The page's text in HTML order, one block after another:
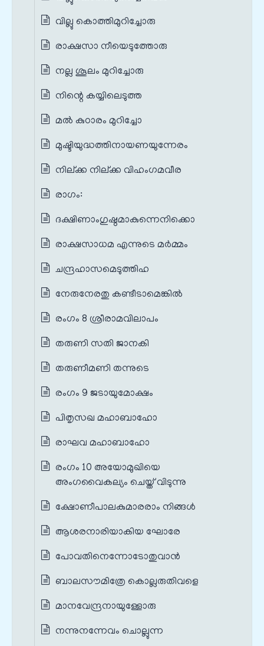
വില്ലു കൊത്തിമുറിച്ചോരു
രാക്ഷസാ നീയെടുത്തോരു
നല്ല ശൂലം മുറിച്ചോരു
നിന്റെ കയ്യിലെടുത്ത
മൽ കുഠാരം മുറിച്ചോ
മുഷ്ടിയുദ്ധത്തിനായണയുന്നേരം
നില്ക്ക നില്ക്ക വിഹം‌ഗമവീര
രാഗം:
ദക്ഷിണാംഗുഷ്ഠമാകുന്നെനിക്കൊ
രാക്ഷസാധമ എന്നുടെ മര്‍മ്മം
ചന്ദ്രഹാസമെടുത്തിഹ
നേരുനേരതു കണ്ടീടാമെങ്കിൽ
രംഗം 8 ശ്രീരാമവിലാപം
തരുണി സതി ജാനകി
തരുണീമണി തന്നുടെ
രംഗം 9 ജടായുമോക്ഷം
പിതൃസഖ മഹാബാഹോ
രാഘവ മഹാബാഹോ
രംഗം 10 അയോമുഖിയെ
അംഗവൈകല്യം ചെയ്ത് വിടുന്നു
ക്ഷോണീപാലകുമാരരാം നിങ്ങൾ
ആശരനാരിയാകിയ ഘോരേ
പോവതിനെന്നോടോതുവാൻ
ബാലസൗമിത്രേ കൊല്ലരുതിവളെ
മാനവേന്ദ്രനായുള്ളോരു
നന്നുനന്നേവം ചൊല്ലുന്ന